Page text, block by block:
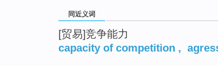
同近义词
[贸易]竞争能力
capacity of competition ,